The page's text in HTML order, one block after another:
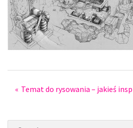
Post
Temat do rysowania – jakieś
Search